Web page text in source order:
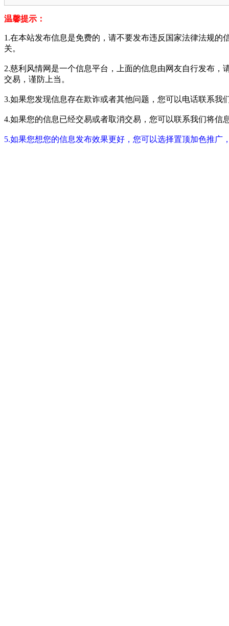
温馨提示：
1.在本站发布信息是免费的，请不要发布违反国家法律法规
关。
2.慈利风情网是一个信息平台，上面的信息由网友自行发布
交易，谨防上当。
3.如果您发现信息存在欺诈或者其他问题，您可以电话联系我
4.如果您的信息已经交易或者取消交易，您可以联系我们将信
5.如果您想您的信息发布效果更好，您可以选择置顶加色推广